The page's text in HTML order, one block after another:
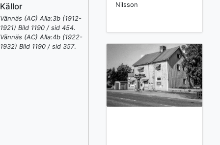
Källor
Vännäs (AC) AIIa:3b (1912-
1921) Bild 1190 / sid 454.
Vännäs (AC) AIIa:4b (1922-
1932) Bild 1190 / sid 357.
Nilsson